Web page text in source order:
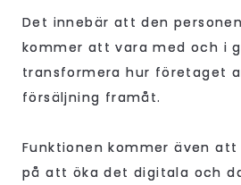
Det innebär att den
kommer att vara med och i
transformera hur företaget
försäljning framåt.
Funktionen kommer även
på att öka det digitala och